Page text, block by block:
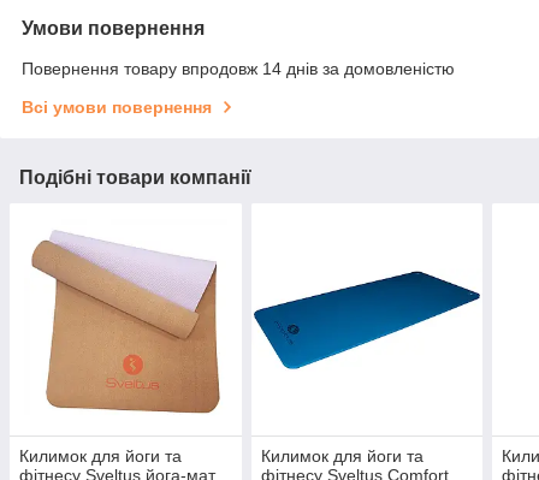
Умови повернення
Повернення товару впродовж 14 днів за домовленістю
Всі умови повернення
Подібні товари компанії
Килимок для йоги та
фітнесу Sveltus йога-мат
Килимок для йоги та
фітнесу Sveltus Comfort